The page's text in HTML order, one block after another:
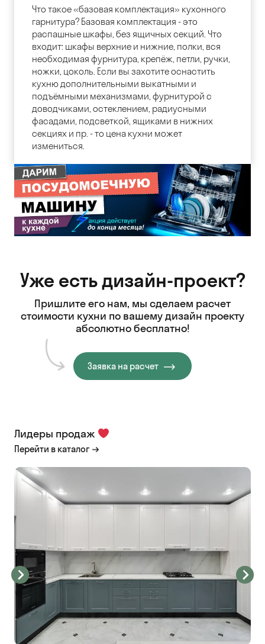
Что такое «базовая комплектация» кухонного
гарнитура? Базовая комплектация - это
распашные шкафы, без ящичных секций. Что
входит: шкафы верхние и нижние, полки, вся
необходимая фурнитура, крепёж, петли, ручки,
ножки, цоколь. Если вы захотите оснастить
кухню дополнительными выкатными и
подъёмными механизмами, фурнитурой с
доводчиками, остеклением, радиусными
фасадами, подсветкой, ящиками в нижних
секциях и пр. - то цена кухни может
измениться.
Уже есть дизайн-проект?
Пришлите его нам, мы сделаем расчет
стоимости кухни по вашему дизайн проекту
абсолютно бесплатно!
Заявка на расчет
Лидеры продаж
Перейти в каталог